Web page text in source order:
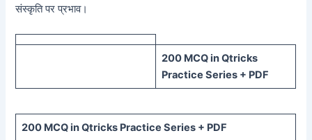
संस्कृति पर प्रभाव।
200 MCQ in Qtricks
Practice Series + PDF
200 MCQ in Qtricks Practice Series + PDF